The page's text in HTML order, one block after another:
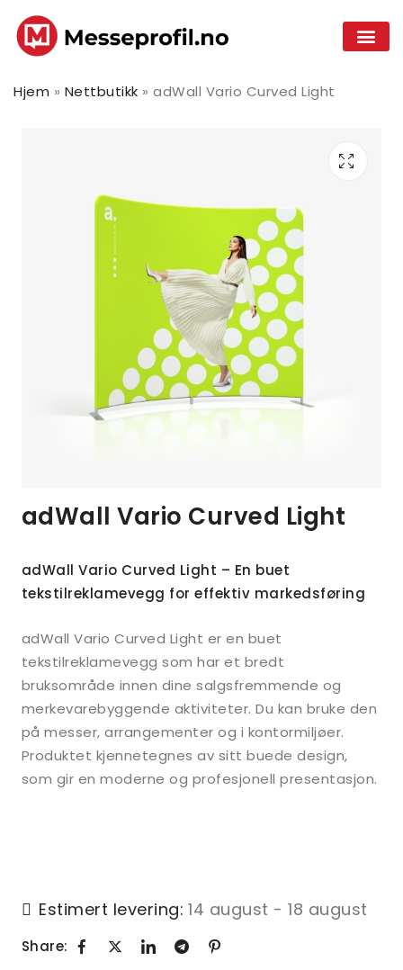
Hjem » Nettbutikk » adWall Vario Curved Light
Classic Light
adWall Vario Curved Light
adWall Vario Curved Light – En buet
tekstilreklamevegg for effektiv markedsføring
adWall Vario Curved Light er en buet
tekstilreklamevegg som har et bredt
bruksområde innen dine salgsfremmende og
merkevarebyggende aktiviteter. Du kan bruke den
på messer, arrangementer og i kontormiljøer.
Produktet kjennetegnes av sitt buede design,
som gir en moderne og profesjonell presentasjon.
Estimert levering: 14 august - 18 august
Share: